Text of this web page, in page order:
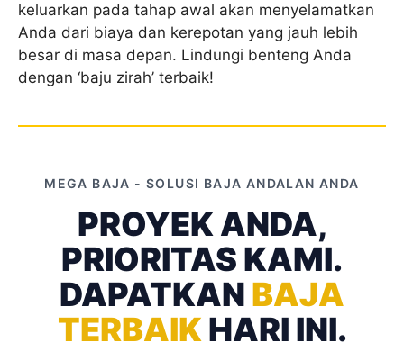
keluarkan pada tahap awal akan menyelamatkan
Anda dari biaya dan kerepotan yang jauh lebih
besar di masa depan. Lindungi benteng Anda
dengan ‘baju zirah’ terbaik!
MEGA BAJA - SOLUSI BAJA ANDALAN ANDA
PROYEK ANDA,
PRIORITAS KAMI.
DAPATKAN BAJA
TERBAIKHARI INI.